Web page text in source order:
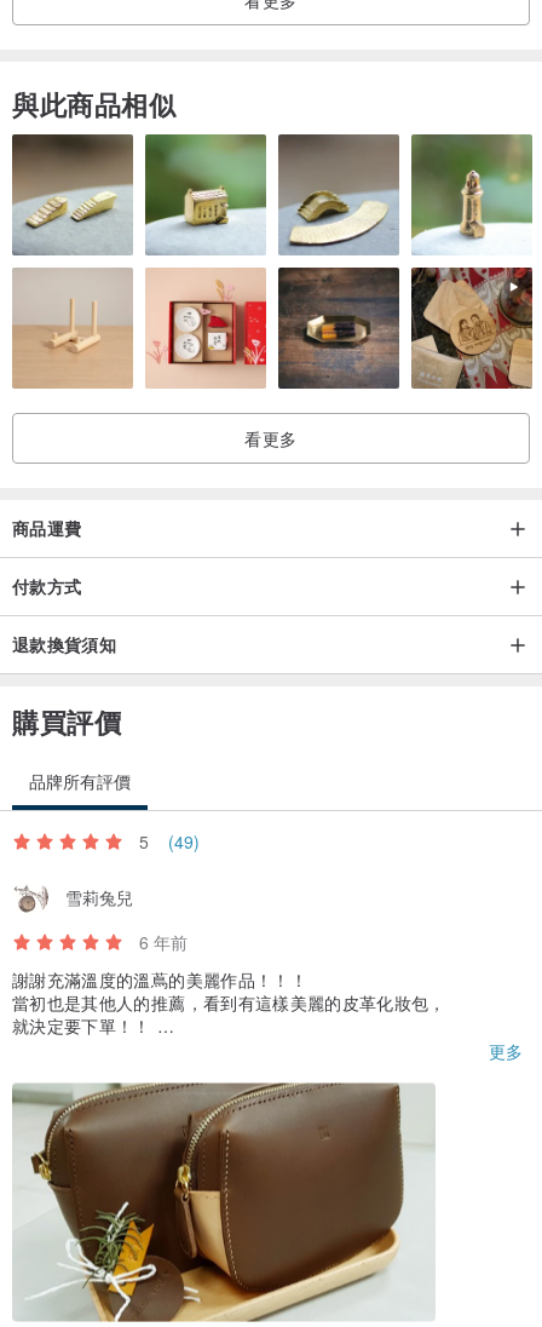
與此商品相似
看更多
商品運費
付款方式
退款換貨須知
購買評價
品牌所有評價
5 (49)
雪莉兔兒
6 年前
謝謝充滿溫度的溫蔦的美麗作品！！！
當初也是其他人的推薦，看到有這樣美麗的皮革化妝包，
就決定要下單！！
像這樣的價格買到如此美麗的作品真的值得～推薦！
更多